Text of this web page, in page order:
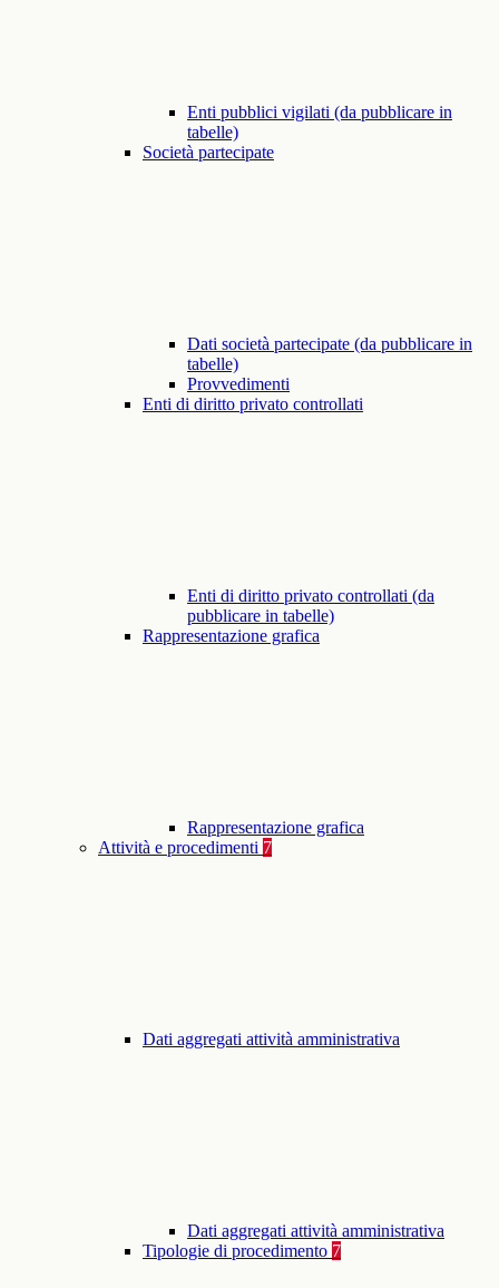
Enti pubblici vigilati (da pubblicare in
tabelle)
Società partecipate
Dati società partecipate (da pubblicare in
tabelle)
Provvedimenti
Enti di diritto privato controllati
Enti di diritto privato controllati (da
pubblicare in tabelle)
Rappresentazione grafica
Rappresentazione grafica
Attività e procedimenti 7
Dati aggregati attività amministrativa
Dati aggregati attività amministrativa
Tipologie di procedimento 7